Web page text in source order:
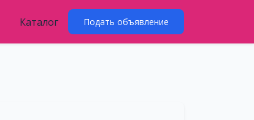
Каталог Подать объявление